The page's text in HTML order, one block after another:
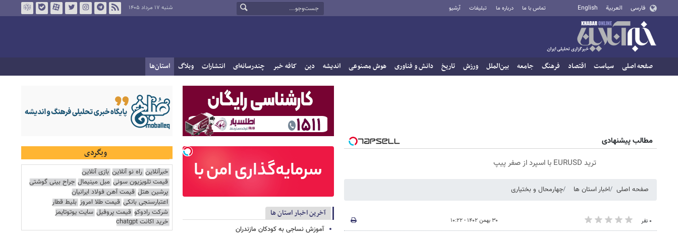
فارسی العربية English تماس با ما درباره ما تبلیغات آرشیو شنبه ۱۷ مرداد ۱۴۰۵
صفحه اصلی سیاست اقتصاد فرهنگ جامعه بین‌الملل ورزش تاریخ دانش و فناوری هوش مصنوعی اندیشه دین کافه خبر چندرسانه‌ای انتشارات وبلاگ استان‌ها
مطالب پیشنهادی
ترید EURUSD با اسپرد از صفر پیپ
صفحه اصلی اخبار استان ها چهارمحال و بختیاری
۰ نفر ۳۰ بهمن ۱۴۰۲ - ۱۰:۲۲
آخرین اخبار استان ها
آموزش نساجی به کودکان مازندران
وبگردی
خبرآنلاین راه نو آنلاین بازی آنلاین
قیمت تلویزیون سونی مبل مینیمال جراح بینی گوشتی
پرشین هتل قیمت آهن فولاد ایرانیان
اعتبارسنجی بانکی قیمت طلا امروز بلیط قطار
شرکت رادوکو قیمت پروفیل سایت یوتوتایمز
خرید اکانت chatgpt